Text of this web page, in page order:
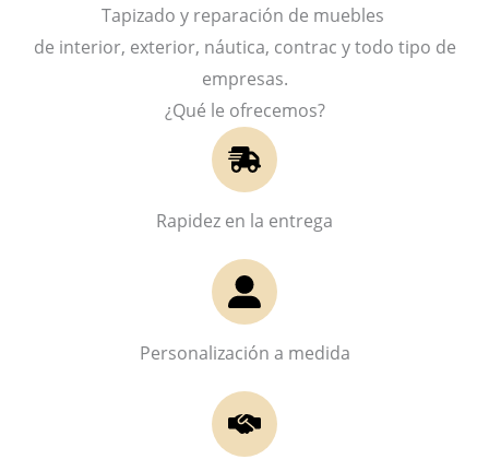
Tapizado y reparación de muebles
de interior, exterior, náutica, contrac y todo tipo de
empresas.
¿Qué le ofrecemos?
Rapidez en la entrega
Personalización a medida